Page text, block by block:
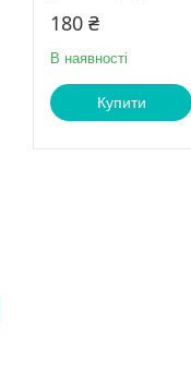
180 ₴
В наявності
Купити